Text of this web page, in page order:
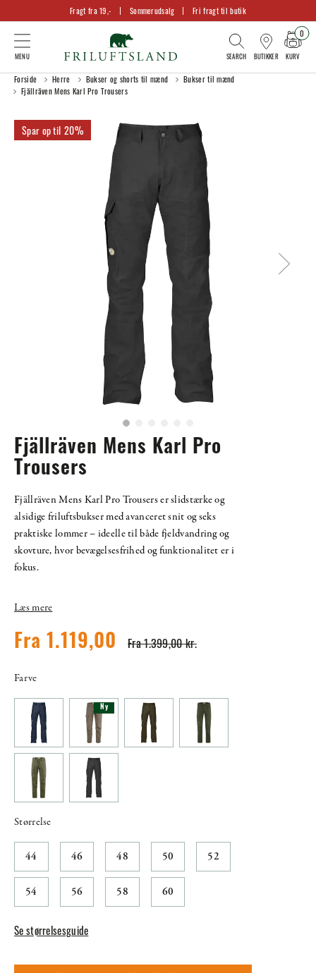
Fragt fra 19,- Sommerudsalg Fri fragt til butik
BUTIKKER KURV
0
Forside Herre Bukser og shorts til mænd
Bukser til mænd
Fjällräven Mens Karl Pro Trousers
20%
Fjällräven Mens Karl Pro
Trousers
Fjällräven Mens Karl Pro Trousers er slidstærke og
alsidige friluftsbukser med avanceret snit og seks
praktiske lommer – ideelle til både fjeldvandring og
skovture, hvor bevægelsesfrihed og funktionalitet er i
fokus.
Læs mere
Fra 1.399,00 kr.
Fra 1.119,00
Farve
Ny
Størrelse
44 46 48 50 52
54 56 58 60
Se størrelsesguide